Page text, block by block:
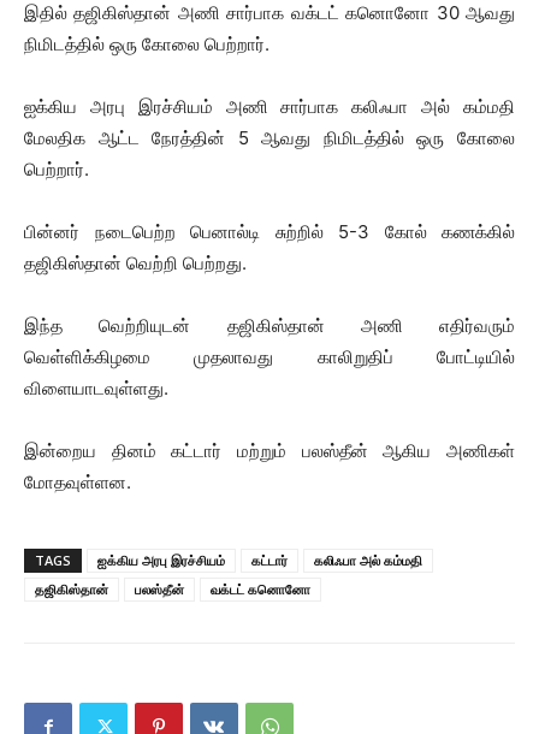
இதில் தஜிகிஸ்தான் அணி சார்பாக வக்டட் கனொனோ 30 ஆவது
நிமிடத்தில் ஒரு கோலை பெற்றார்.
ஐக்கிய அரபு இரச்சியம் அணி சார்பாக கலிஃபா அல் கம்மதி
மேலதிக ஆட்ட நேரத்தின் 5 ஆவது நிமிடத்தில் ஒரு கோலை
பெற்றார்.
பின்னர் நடைபெற்ற பெனால்டி சுற்றில் 5-3 கோல் கணக்கில்
தஜிகிஸ்தான் வெற்றி பெற்றது.
இந்த வெற்றியுடன் தஜிகிஸ்தான் அணி எதிர்வரும்
வெள்ளிக்கிழமை முதலாவது காலிறுதிப் போட்டியில்
விளையாடவுள்ளது.
இன்றைய தினம் கட்டார் மற்றும் பலஸ்தீன் ஆகிய அணிகள்
மோதவுள்ளன.
TAGS ஐக்கிய அரபு இரச்சியம் கட்டார்
கலிஃபா அல் கம்மதி
தஜிகிஸ்தான்
பலஸ்தீன் வக்டட் கனொனோ